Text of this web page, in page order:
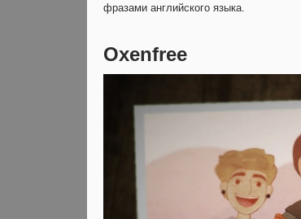
фразами английского языка.
Oxenfree